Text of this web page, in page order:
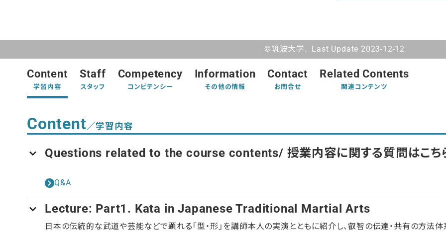
©筑波大学. Last Update 2023-12-12
Content
学習内容
Staff
スタッフ
Competency
コンピテンシー
Information
その他の情報
Contact
お問合せ
Related Contents
関連コンテンツ
Content／学習内容
Questions related to the course contents/ 授業内容に関する質問はこち
Q&A
Lecture: Part1. Kata in Japanese Traditional Martial Arts
日本の伝統的な武道や芸能などで顕れる「型・形」を講師本人の実演とともに紹介し、叡智の伝達・共有の方法